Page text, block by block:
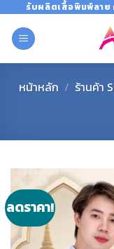
content
รับผลิตเสื้อพิมพ์ลาย
หน้าหลัก / ร้านค้า
ลดราคา!